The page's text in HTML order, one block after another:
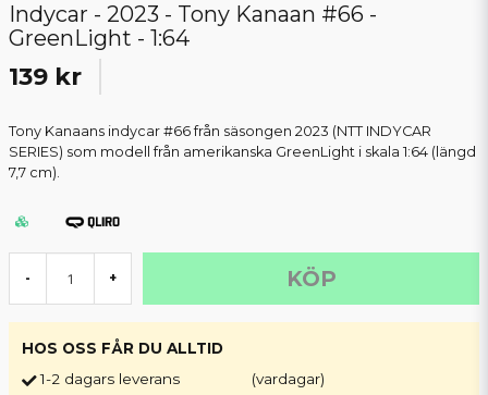
Indycar - 2023 - Tony Kanaan #66 -
GreenLight - 1:64
139 kr
Tony Kanaans indycar #66 från säsongen 2023 (NTT INDYCAR
SERIES) som modell från amerikanska GreenLight i skala 1:64 (längd
7,7 cm).
- + KÖP
HOS OSS FÅR DU ALLTID
1-2 dagars leverans
(vardagar)